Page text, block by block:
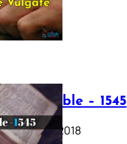
July 12, 2025
Luther Bible – 1545
October 17, 2018